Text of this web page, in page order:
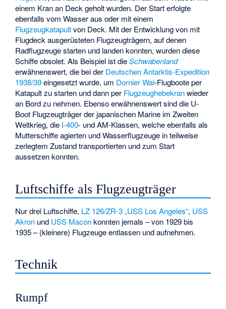
einem Kran an Deck geholt wurden. Der Start erfolgte
ebenfalls vom Wasser aus oder mit einem
Flugzeugkatapultvon Deck. Mit der Entwicklung von mit
Flugdeck ausgerüsteten Flugzeugträgern, auf denen
Radflugzeuge starten und landen konnten, wurden diese
Schiffe obsolet. Als Beispiel ist dieSchwabenland
erwähnenswert, die bei der Deutschen Antarktis-Expedition
1938/39eingesetzt wurde, um Dornier Wal-Flugboote per
Katapult zu starten und dann per Flugzeughebekranwieder
an Bord zu nehmen. Ebenso erwähnenswert sind die U-
Boot Flugzeugträger der japanischen Marine im Zweiten
Weltkrieg, die I-400- undAM-Klassen, welche ebenfalls als
Mutterschiffe agierten und Wasserflugzeuge in teilweise
zerlegtem Zustand transportierten und zum Start
aussetzen konnten.
Luftschiffe als Flugzeugträger
Nur drei Luftschiffe, LZ 126/ZR-3 „USS Los Angeles“, USS
Akron und USS Maconkonnten jemals – von 1929 bis
1935 – (kleinere) Flugzeuge entlassen und aufnehmen.
Technik
Rumpf